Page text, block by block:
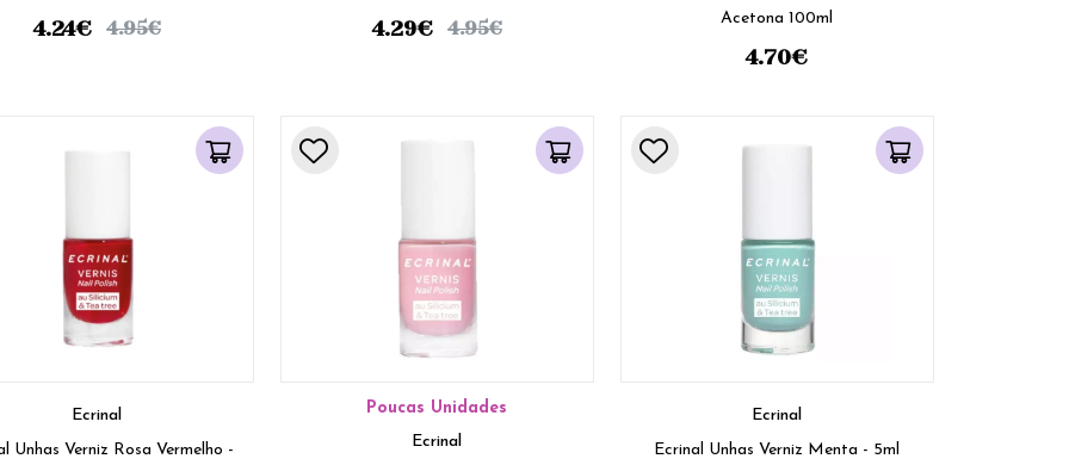
4.24€ 4.95€ 4.29€ 4.95€
Acetona 100ml
4.70€
Ecrinal
Unhas Verniz Rosa Vermelho -
Poucas Unidades
Ecrinal
Ecrinal
Ecrinal Unhas Verniz Menta - 5ml